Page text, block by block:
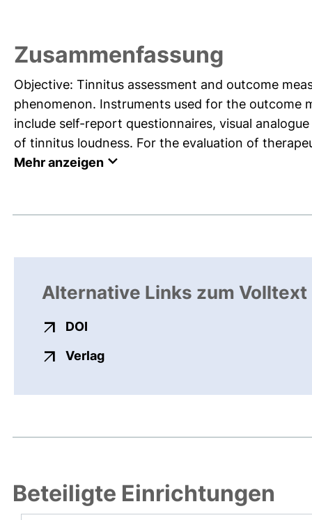
Zusammenfassung
Objective: Tinnitus assessment and outcome
phenomenon. Instruments used for the
include self-report questionnaires, visual
of tinnitus loudness. For the evaluation of
Mehr anzeigen
Alternative Links zum Volltext
DOI
Verlagexterner Link, öffnet neues
Beteiligte Einrichtungen